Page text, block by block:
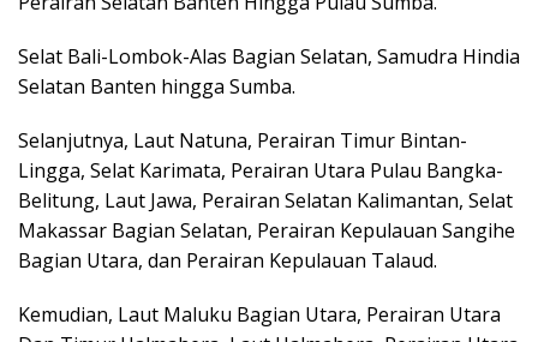
Selat Bali-Lombok-Alas Bagian Selatan, Samudra Hindia
Selatan Banten hingga Sumba.
Selanjutnya, Laut Natuna, Perairan Timur Bintan-
Lingga, Selat Karimata, Perairan Utara Pulau Bangka-
Belitung, Laut Jawa, Perairan Selatan Kalimantan, Selat
Makassar Bagian Selatan, Perairan Kepulauan Sangihe
Bagian Utara, dan Perairan Kepulauan Talaud.
Kemudian, Laut Maluku Bagian Utara, Perairan Utara